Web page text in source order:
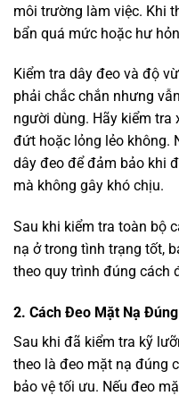
môi trường làm việc. Khi
bẩn quá mức hoặc hư
Kiểm tra dây đeo và độ
phải chắc chắn nhưng
người dùng. Hãy kiểm tra
đứt hoặc lỏng lẻo không.
dây đeo để đảm bảo khi
mà không gây khó chịu.
Sau khi kiểm tra toàn bộ
nạ ở trong tình trạng tốt,
theo quy trình đúng cách
2. Cách Đeo Mặt Nạ
Sau khi đã kiểm tra kỹ
theo là đeo mặt nạ đúng
bảo vệ tối ưu. Nếu đeo